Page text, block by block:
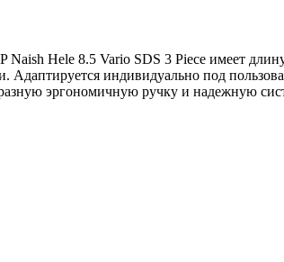
Hele 8.5 Vario SDS 3 Piece имеет
Адаптируется индивидуально под
эргономичную ручку и надежную